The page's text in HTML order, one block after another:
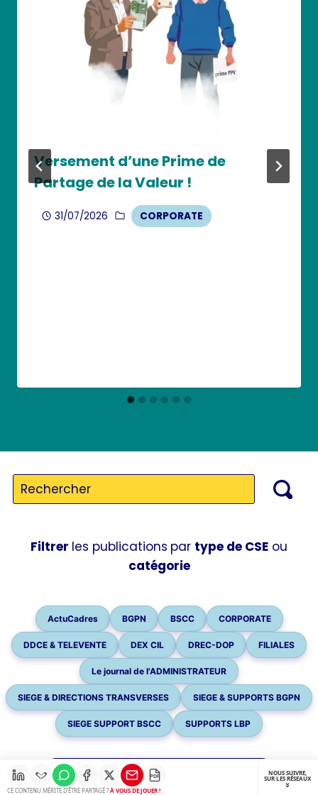
PDF
CE CONTENU MÉRITE D’ÊTRE PARTAGÉ ?À VOUS DE JOUER !
NOUS SUIVRE,
SUR LES RÉSEAUX
Versement d’une Prime de
Partage de la Valeur !
31/07/2026 CORPORATE
Filtrer les publications par type de CSE ou
catégorie
ActuCadres BGPN BSCC CORPORATE
DDCE & TELEVENTE DEX CIL DREC-DOP FILIALES
Le journal de l'ADMINISTRATEUR
SIEGE & DIRECTIONS TRANSVERSES SIEGE & SUPPORTS BGPN
SIEGE SUPPORT BSCC SUPPORTS LBP